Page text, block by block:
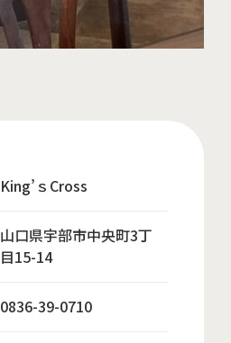
King’ｓCross
山口県宇部市中央町3丁
目15-14
0836-39-0710